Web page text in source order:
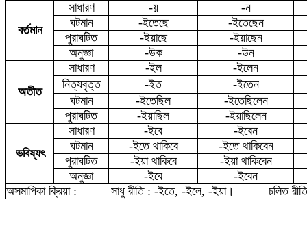
বর্তমান
সাধারণ -য়
-ন
ঘটমান
-ইতেছে
-ইতেছেন
পুরাঘটিত
-ইয়াছে
-ইয়াছেন
অনুজ্ঞা
-উক -উন
অতীত
সাধারণ -ইল
-ইলেন
নিত্যবৃত্ত
-ইত
-ইতেন
ঘটমান
-ইতেছিল
-ইতেছিলেন
পুরাঘটিত
-ইয়াছিল -ইয়াছিলেন
ভবিষ্যৎ
সাধারণ -ইবে
-ইবেন
ঘটমান
-ইতে থাকিবে
-ইতে থাকিবেন
পুরাঘটিত
-ইয়া থাকিবে
-ইয়া থাকিবেন
অনুজ্ঞা
-ইবে
-ইবেন
অসমাপিকা ক্রিয়া :
সাধু রীতি : -ইতে, -ইলে, -ইয়া। চলিত